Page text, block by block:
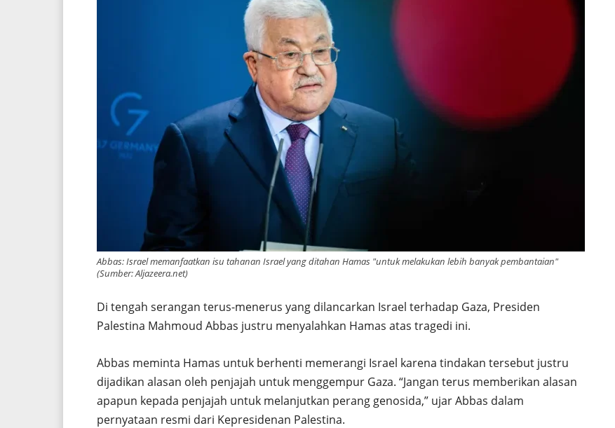
Abbas: Israel memanfaatkan isu tahanan Israel yang ditahan Hamas "untuk melakukan lebih banyak pembantaian"
(Sumber: Aljazeera.net)
Di tengah serangan terus-menerus yang dilancarkan Israel terhadap Gaza, Presiden
Palestina Mahmoud Abbas justru menyalahkan Hamas atas tragedi ini.
Abbas meminta Hamas untuk berhenti memerangi Israel karena tindakan tersebut justru
dijadikan alasan oleh penjajah untuk menggempur Gaza. “Jangan terus memberikan alasan
apapun kepada penjajah untuk melanjutkan perang genosida,” ujar Abbas dalam
pernyataan resmi dari Kepresidenan Palestina.